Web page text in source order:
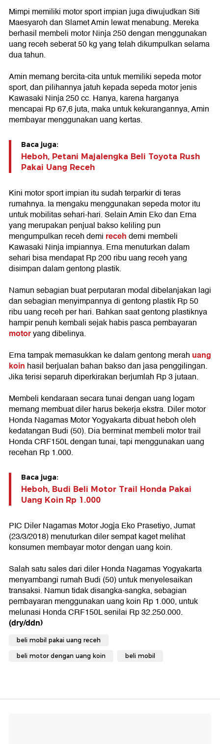
Mimpi memiliki motor sport impian juga diwujudkan Siti
Maesyaroh dan Slamet Amin lewat menabung. Mereka
berhasil membeli motor Ninja 250 dengan menggunakan
uang receh seberat 50 kg yang telah dikumpulkan selama
dua tahun.
Amin memang bercita-cita untuk memiliki sepeda motor
sport, dan pilihannya jatuh kepada sepeda motor jenis
Kawasaki Ninja 250 cc. Hanya, karena harganya
mencapai Rp 67,6 juta, maka untuk kekurangannya, Amin
membayar menggunakan uang kertas.
Baca juga:
Heboh, Petani Majalengka Beli Toyota Rush
Pakai Uang Receh
Kini motor sport impian itu sudah terparkir di teras
rumahnya. Ia mengaku menggunakan sepeda motor itu
untuk mobilitas sehari-hari. Selain Amin Eko dan Erna
yang merupakan penjual bakso keliling pun
mengumpulkan receh demi recehdemi membeli
Kawasaki Ninja impiannya. Erna menuturkan dalam
sehari bisa mendapat Rp 200 ribu uang receh yang
disimpan dalam gentong plastik.
Namun sebagian buat perputaran modal dibelanjakan lagi
dan sebagian menyimpannya di gentong plastik Rp 50
ribu uang receh per hari. Bahkan saat gentong plastiknya
hampir penuh kembali sejak habis pasca pembayaran
motoryang dibelinya.
Erna tampak memasukkan ke dalam gentong merah uang
koin hasil berjualan bahan bakso dan jasa penggilingan.
Jika terisi separuh diperkirakan berjumlah Rp 3 jutaan.
Membeli kendaraan secara tunai dengan uang logam
memang membuat diler harus bekerja ekstra. Diler motor
Honda Nagamas Motor Yogyakarta dibuat heboh oleh
kedatangan Budi (50). Dia berminat membeli motor trail
Honda CRF150L dengan tunai, tapi menggunakan uang
recehan Rp 1.000.
Baca juga:
Heboh, Budi Beli Motor Trail Honda Pakai
Uang Koin Rp 1.000
PIC Diler Nagamas Motor Jogja Eko Prasetiyo, Jumat
(23/3/2018) menuturkan diler sempat kaget melihat
konsumen membayar motor dengan uang koin.
Salah satu sales dari diler Honda Nagamas Yogyakarta
menyambangi rumah Budi (50) untuk menyelesaikan
transaksi. Namun tidak disangka-sangka, sebagian
pembayaran menggunakan uang koin Rp 1.000, untuk
melunasi Honda CRF150L senilai Rp 32.250.000.
(dry/ddn)
beli mobil pakai uang receh
beli motor dengan uang koin beli mobil